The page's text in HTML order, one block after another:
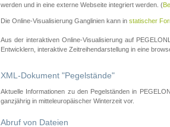
werden und in eine externe Webseite integriert werden. (
Die Online-Visualisierung Ganglinien kann in statischer
Aus der interaktiven Online-Visualisierung auf
Entwicklern, interaktive Zeitreihendarstellung in eine
XML-Dokument "Pegelstände"
Aktuelle Informationen zu den Pegelständen in
ganzjährig in mitteleuropäischer Winterzeit vor.
Abruf von Dateien